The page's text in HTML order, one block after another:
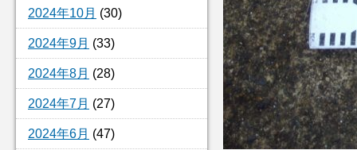
2024年10月 (30)
2024年9月 (33)
2024年8月 (28)
2024年7月 (27)
2024年6月 (47)